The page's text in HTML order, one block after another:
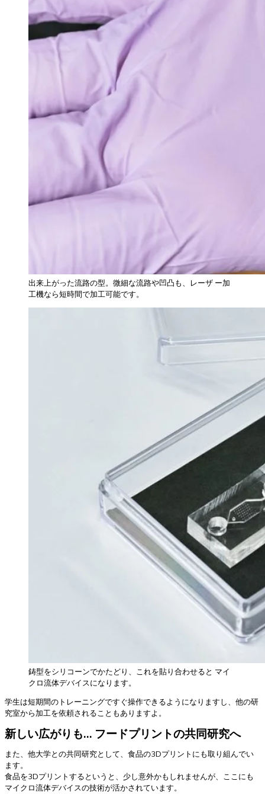
出来上がった流路の型。微細な流路や凹凸も、レーザ ー加
工機なら短時間で加工可能です。
鋳型をシリコーンでかたどり、これを貼り合わせると マイ
クロ流体デバイスになります。
学生は短期間のトレーニングですぐ操作できるようになりますし、他の研
究室から加工を依頼されることもありますよ。
新しい広がりも… フードプリントの共同研究へ
また、他大学との共同研究として、食品の3Dプリントにも取り組んでい
ます。
食品を3Dプリントするというと、少し意外かもしれませんが、ここにも
マイクロ流体デバイスの技術が活かされています。